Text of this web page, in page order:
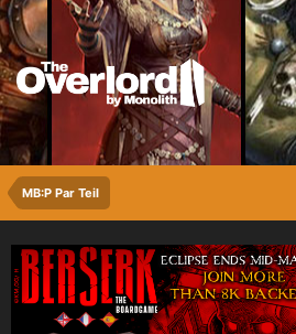
MB:P Par Teil